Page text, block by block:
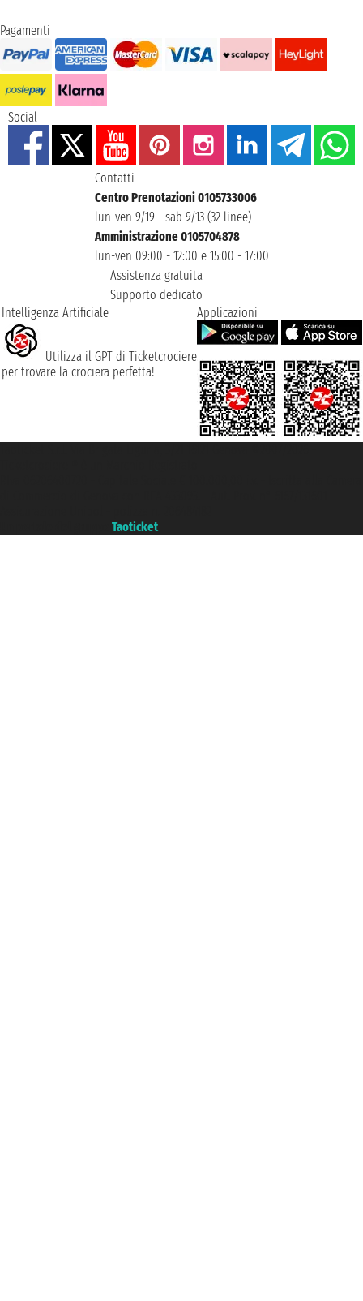
Pagamenti
Social
Contatti
Centro Prenotazioni 0105733006
lun-ven 9/19 - sab 9/13 (32 linee)
Amministrazione 0105704878
lun-ven 09:00 - 12:00 e 15:00 - 17:00
Assistenza gratuita
Supporto dedicato
Intelligenza Artificiale
Utilizza il GPT di Ticketcrociere
per trovare la crociera perfetta!
Applicazioni
Taoticket